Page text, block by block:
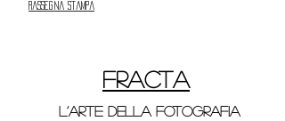
Rassegna Stampa
FRACTA
l’arte della fotografia